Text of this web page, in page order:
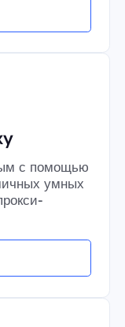
с помощью
умных